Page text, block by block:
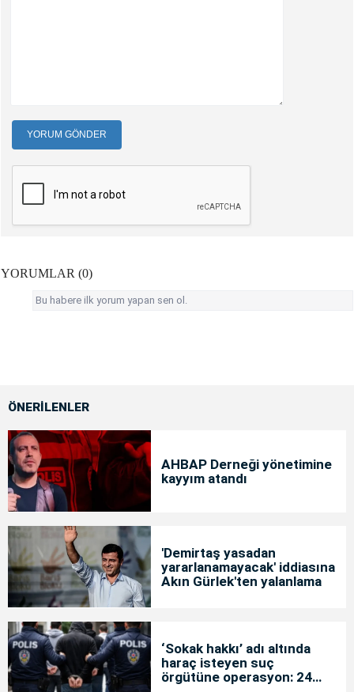
YORUM GÖNDER
YORUMLAR (0)
Bu habere ilk yorum yapan sen ol.
ÖNERİLENLER
AHBAP Derneği yönetimine
kayyım atandı
'Demirtaş yasadan
yararlanamayacak' iddiasına
Akın Gürlek'ten yalanlama
‘Sokak hakkı’ adı altında
haraç isteyen suç
örgütüne operasyon: 24